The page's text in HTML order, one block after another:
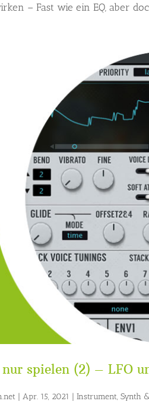
– Fast wie ein EQ, aber
spielen (2) – LFO
|Apr. 15, 2021 |Instrument,Synth